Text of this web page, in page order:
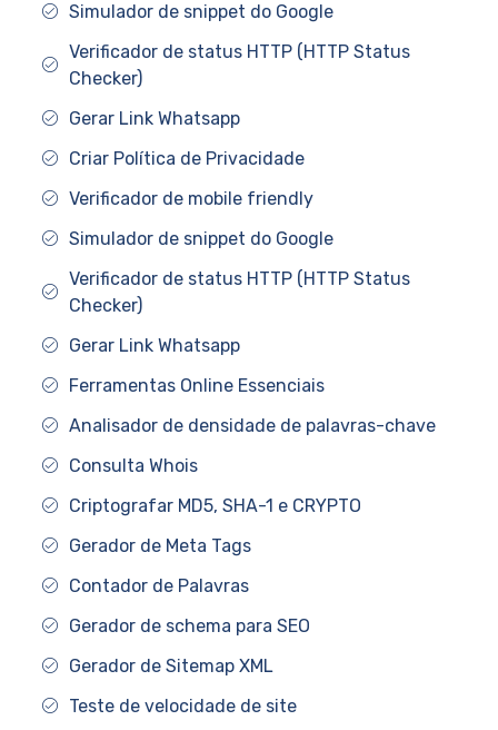
Simulador de snippet do Google
Verificador de status HTTP (HTTP Status
Checker)
Gerar Link Whatsapp
Criar Política de Privacidade
Verificador de mobile friendly
Simulador de snippet do Google
Verificador de status HTTP (HTTP Status
Checker)
Gerar Link Whatsapp
Ferramentas Online Essenciais
Analisador de densidade de palavras-chave
Consulta Whois
Criptografar MD5, SHA-1 e CRYPTO
Gerador de Meta Tags
Contador de Palavras
Gerador de schema para SEO
Gerador de Sitemap XML
Teste de velocidade de site